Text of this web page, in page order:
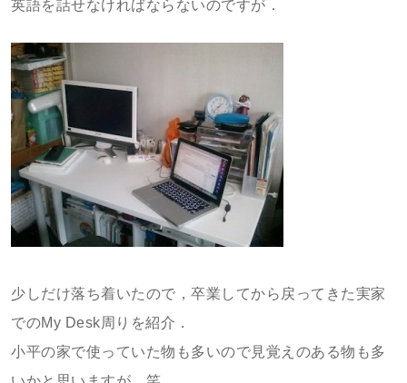
英語を話せなければならないのですが．
少しだけ落ち着いたので，卒業してから戻ってきた実家
でのMy Desk周りを紹介．
小平の家で使っていた物も多いので見覚えのある物も多